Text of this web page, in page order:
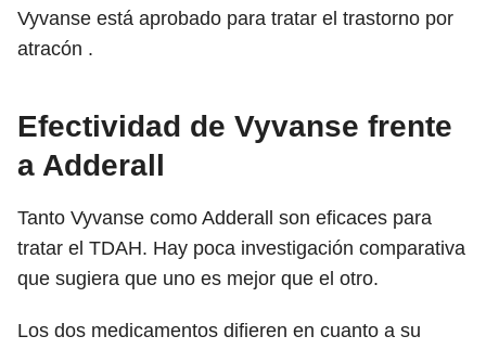
Vyvanse está aprobado para tratar el trastorno por
atracón .
Efectividad de Vyvanse frente
a Adderall
Tanto Vyvanse como Adderall son eficaces para
tratar el TDAH. Hay poca investigación comparativa
que sugiera que uno es mejor que el otro.
Los dos medicamentos difieren en cuanto a su